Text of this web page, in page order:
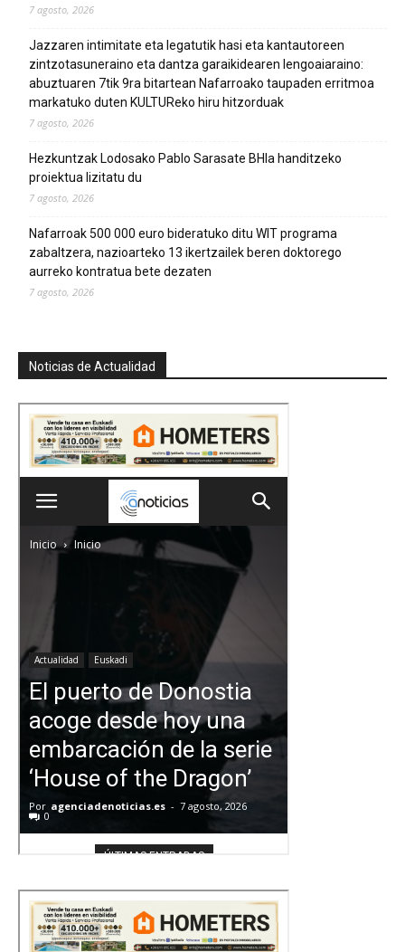
7 agosto, 2026
Jazzaren intimitate eta legatutik hasi eta kantautoreen
zintzotasuneraino eta dantza garaikidearen lengoaiaraino:
abuztuaren 7tik 9ra bitartean Nafarroako taupaden erritmoa
markatuko duten KULTUReko hiru hitzorduak
7 agosto, 2026
Hezkuntzak Lodosako Pablo Sarasate BHIa handitzeko
proiektua lizitatu du
7 agosto, 2026
Nafarroak 500 000 euro bideratuko ditu WIT programa
zabaltzera, nazioarteko 13 ikertzailek beren doktorego
aurreko kontratua bete dezaten
7 agosto, 2026
Noticias de Actualidad